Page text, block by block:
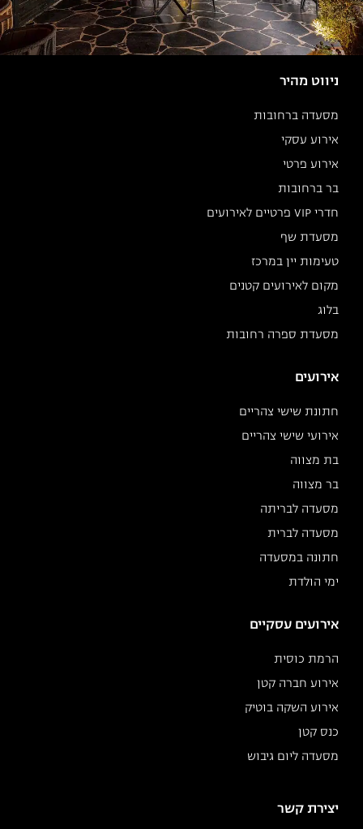
ניווט מהיר
מסעדה ברחובות
אירוע עסקי
אירוע פרטי
בר ברחובות
חדרי VIP פרטיים לאירועים
מסעדת שף
טעימות יין במרכז
מקום לאירועים קטנים
בלוג
מסעדת ספרה רחובות
אירועים
חתונת שישי צהריים
אירועי שישי צהריים
בת מצווה
בר מצווה
מסעדה לבריתה
מסעדה לברית
חתונה במסעדה
ימי הולדת
אירועים עסקיים
הרמת כוסית
אירוע חברה קטן
אירוע השקה בוטיק
כנס קטן
מסעדה ליום גיבוש
יצירת קשר